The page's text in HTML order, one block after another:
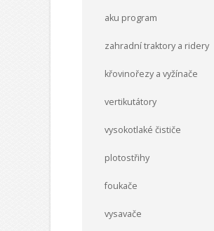
aku program
zahradní traktory a ridery
křovinořezy a vyžínače
vertikutátory
vysokotlaké čističe
plotostřihy
foukače
vysavače